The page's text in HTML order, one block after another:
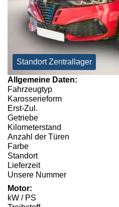
Standort Zentrallager
Allgemeine Daten:
Fahrzeugtyp
Karosserieform
Erst-Zul.
Getriebe
Kilometerstand
Anzahl der Türen
Farbe
Standort
Lieferzeit
Unsere Nummer
Motor:
kW / PS